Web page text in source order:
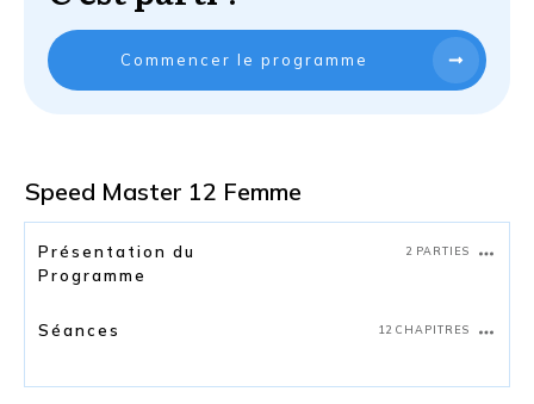
Commencer le programme
Speed Master 12 Femme
Présentation du
Programme
2 PARTIES
Séances 12 CHAPITRES